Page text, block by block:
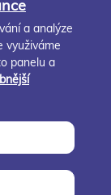
a analýze
využiváme
panelu a